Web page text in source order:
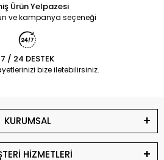
Ürün Yelpazesi
ve kampanya seçeneği
7 / 24 DESTEK
bize iletebilirsiniz.
KURUMSAL
HİZMETLERİ